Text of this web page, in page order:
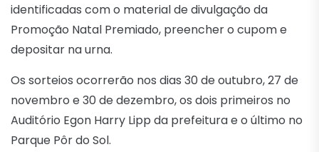
identificadas com o material de divulgação da
Promoção Natal Premiado, preencher o cupom e
depositar na urna.
Os sorteios ocorrerão nos dias 30 de outubro, 27 de
novembro e 30 de dezembro, os dois primeiros no
Auditório Egon Harry Lipp da prefeitura e o último no
Parque Pôr do Sol.